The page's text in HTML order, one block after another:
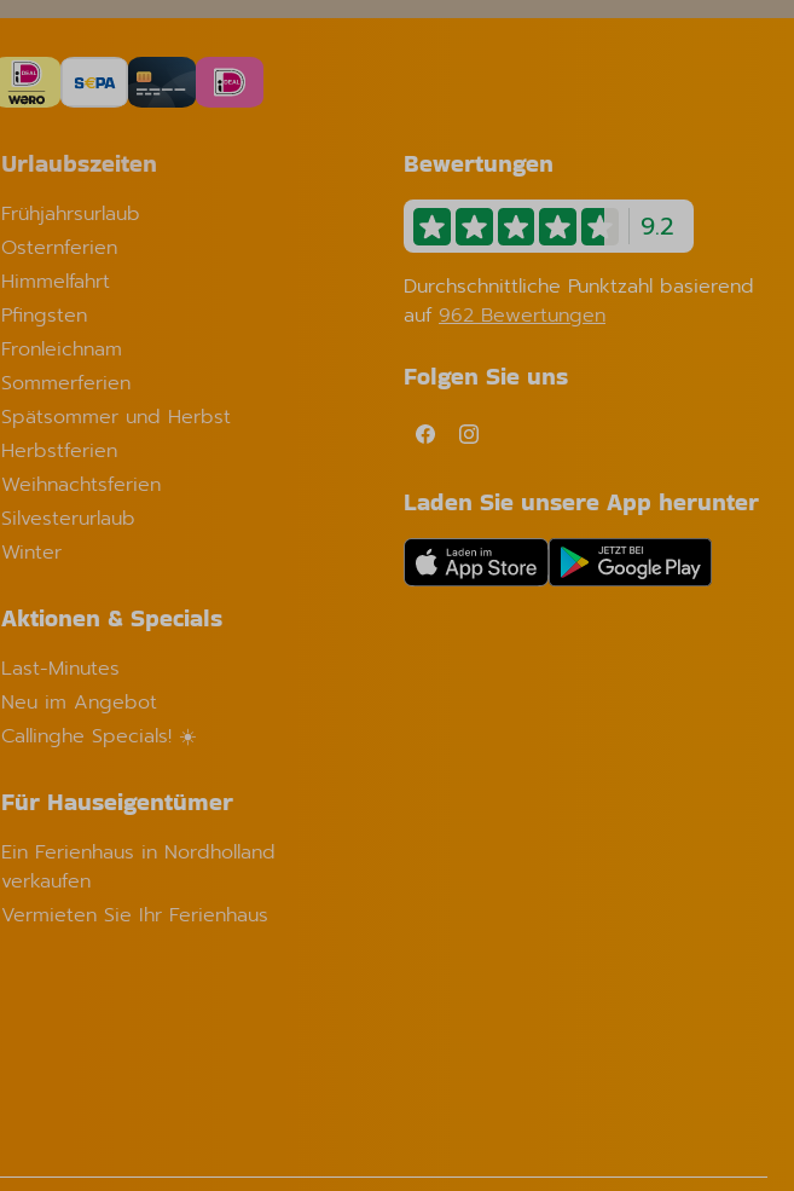
Urlaubszeiten
Frühjahrsurlaub
Osternferien
Himmelfahrt
Pfingsten
Fronleichnam
Sommerferien
Spätsommer und Herbst
Herbstferien
Weihnachtsferien
Silvesterurlaub
Winter
Aktionen & Specials
Last-Minutes
Neu im Angebot
Callinghe Specials! ☀️
Für Hauseigentümer
Ein Ferienhaus in Nordholland
verkaufen
Vermieten Sie Ihr Ferienhaus
Bewertungen
9.2
Durchschnittliche Punktzahl basierend
auf 962 Bewertungen
Folgen Sie uns
Laden Sie unsere App herunter